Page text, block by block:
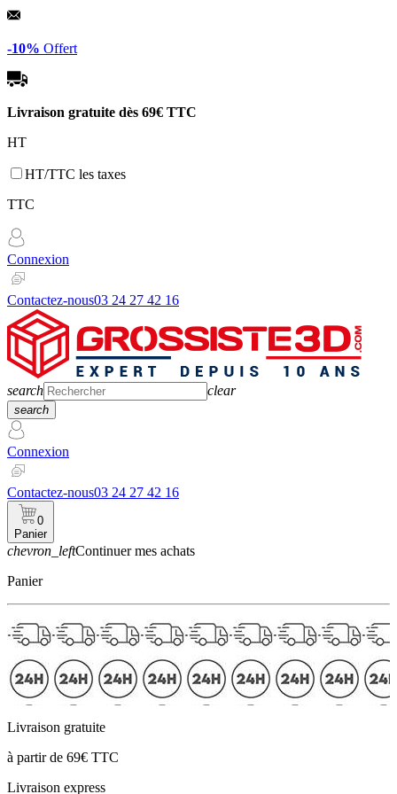
Panneau de gestion des cookies
-10% Offert
Livraison gratuite dès 69€ TTC
HT
HT/TTC les taxes
TTC
Connexion
Contactez-nous03 24 27 42 16
search clear
search
Connexion
Contactez-nous03 24 27 42 16
0
Panier
chevron_leftContinuer mes achats
Panier
Livraison gratuite
à partir de 69€ TTC
Livraison express